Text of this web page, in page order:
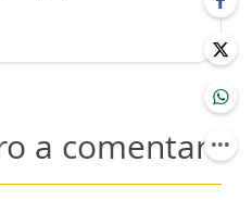
a comentar